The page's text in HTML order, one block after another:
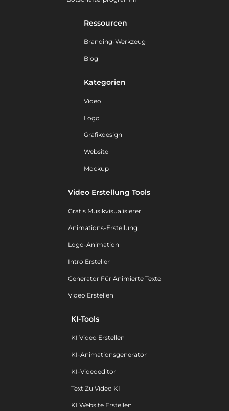
Ressourcen
Branding-Werkzeug
Blog
Kategorien
Video
Logo
Grafikdesign
Website
Mockup
Video Erstellung Tools
Gratis Musikvisualisierer
Animations-Erstellung
Logo-Animation
Intro Ersteller
Generator Für Animierte Texte
Video Erstellen
KI-Tools
KI Video Erstellen
KI-Animationsgenerator
KI-Videoeditor
Text Zu Video KI
KI Website Erstellen